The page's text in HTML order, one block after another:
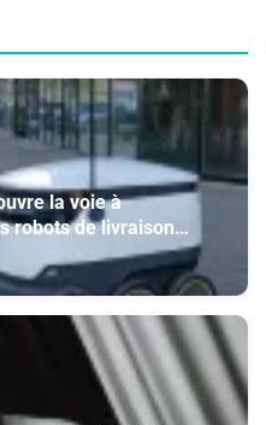
la voie à
robots de livraison